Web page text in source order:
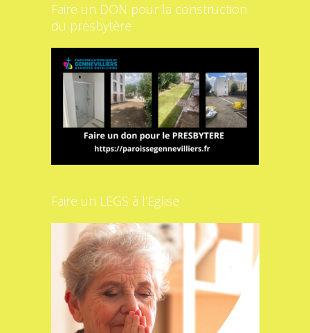
Faire un DON pour la construction
du presbytère
Faire un LEGS à l’Eglise